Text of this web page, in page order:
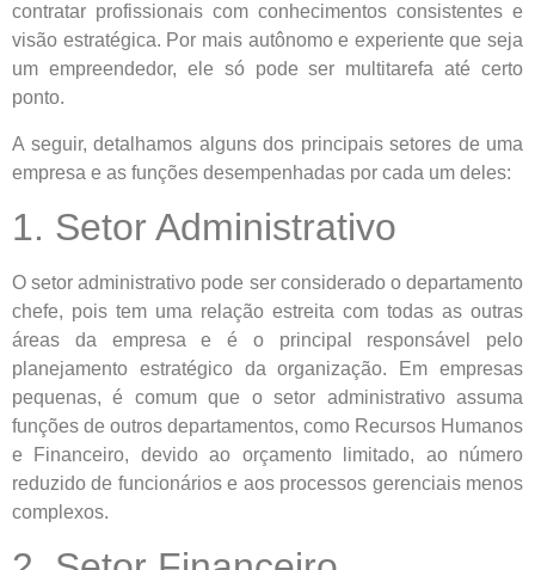
contratar profissionais com conhecimentos consistentes e
visão estratégica. Por mais autônomo e experiente que seja
um empreendedor, ele só pode ser multitarefa até certo
ponto.
A seguir, detalhamos alguns dos principais setores de uma
empresa e as funções desempenhadas por cada um deles:
1. Setor Administrativo
O setor administrativo pode ser considerado o departamento
chefe, pois tem uma relação estreita com todas as outras
áreas da empresa e é o principal responsável pelo
planejamento estratégico da organização. Em empresas
pequenas, é comum que o setor administrativo assuma
funções de outros departamentos, como Recursos Humanos
e Financeiro, devido ao orçamento limitado, ao número
reduzido de funcionários e aos processos gerenciais menos
complexos.